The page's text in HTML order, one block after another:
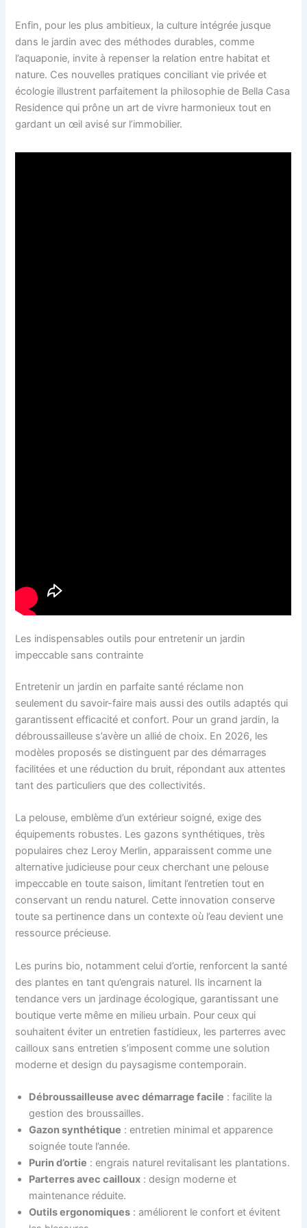
Enfin, pour les plus ambitieux, la culture intégrée jusque
dans le jardin avec des méthodes durables, comme
l’aquaponie, invite à repenser la relation entre habitat et
nature. Ces nouvelles pratiques conciliant vie privée et
écologie illustrent parfaitement la philosophie de Bella Casa
Residence qui prône un art de vivre harmonieux tout en
gardant un œil avisé sur l’immobilier.
Les indispensables outils pour entretenir un jardin
impeccable sans contrainte
Entretenir un jardin en parfaite santé réclame non
seulement du savoir-faire mais aussi des outils adaptés qui
garantissent efficacité et confort. Pour un grand jardin, la
débroussailleuse s’avère un allié de choix. En 2026, les
modèles proposés se distinguent par des démarrages
facilitées et une réduction du bruit, répondant aux attentes
tant des particuliers que des collectivités.
La pelouse, emblème d’un extérieur soigné, exige des
équipements robustes. Les gazons synthétiques, très
populaires chez Leroy Merlin, apparaissent comme une
alternative judicieuse pour ceux cherchant une pelouse
impeccable en toute saison, limitant l’entretien tout en
conservant un rendu naturel. Cette innovation conserve
toute sa pertinence dans un contexte où l’eau devient une
ressource précieuse.
Les purins bio, notamment celui d’ortie, renforcent la santé
des plantes en tant qu’engrais naturel. Ils incarnent la
tendance vers un jardinage écologique, garantissant une
boutique verte même en milieu urbain. Pour ceux qui
souhaitent éviter un entretien fastidieux, les parterres avec
cailloux sans entretien s’imposent comme une solution
moderne et design du paysagisme contemporain.
Débroussailleuse avec démarrage facile : facilite la
gestion des broussailles.
Gazon synthétique : entretien minimal et apparence
soignée toute l’année.
Purin d’ortie : engrais naturel revitalisant les plantations.
Parterres avec cailloux : design moderne et
maintenance réduite.
Outils ergonomiques : améliorent le confort et évitent